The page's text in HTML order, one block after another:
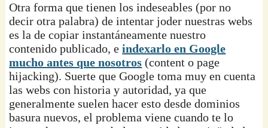
Otra forma que tienen los indeseables (por no
decir otra palabra) de intentar joder nuestras webs
es la de copiar instantáneamente nuestro
contenido publicado, eindexarlo en Google
mucho antes que nosotros (content o page
hijacking). Suerte que Google toma muy en cuenta
las webs con historia y autoridad, ya que
generalmente suelen hacer esto desde dominios
basura nuevos, el problema viene cuando te lo